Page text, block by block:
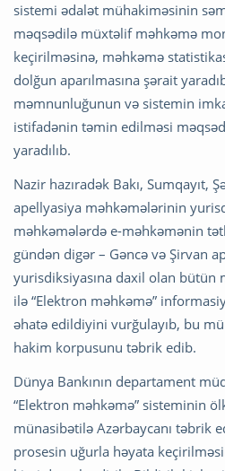
sistemi ədalət mühakiməsinin
məqsədilə müxtəlif məhkəmə
keçirilməsinə, məhkəmə
dolğun aparılmasına şərait
məmnunluğunun və sistemin
istifadənin təmin edilməsi
yaradılıb.
Nazir hazıradək Bakı, Sumqayıt,
apellyasiya məhkəmələrinin
məhkəmələrdə e-məhkəmənin
gündən digər – Gəncə və Şirvan
yurisdiksiyasına daxil olan bütün
ilə “Elektron məhkəmə”
əhatə edildiyini vurğulayıb, bu
hakim korpusunu təbrik edib.
Dünya Bankının departament
“Elektron məhkəmə” sisteminin
münasibətilə Azərbaycanı təbrik
prosesin uğurla həyata